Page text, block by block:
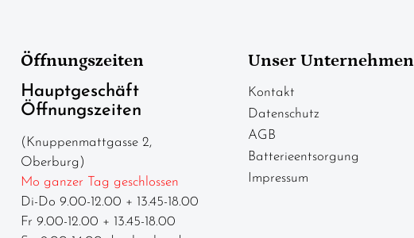
Öffnungszeiten
Hauptgeschäft
Öffnungszeiten
(Knuppenmattgasse 2,
Oberburg)
Mo ganzer Tag geschlossen
Di-Do 9.00-12.00 + 13.45-18.00
Fr 9.00-12.00 + 13.45-18.00
Unser Unternehmen
Kontakt
Datenschutz
AGB
Batterieentsorgung
Impressum